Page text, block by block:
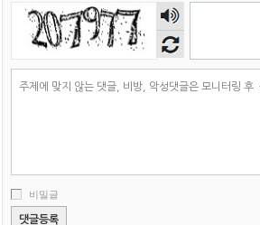
숫자
음성
듣기
비밀글